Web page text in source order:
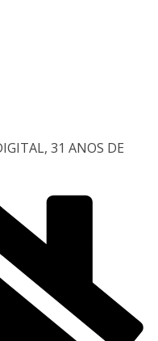
31 ANOS DE